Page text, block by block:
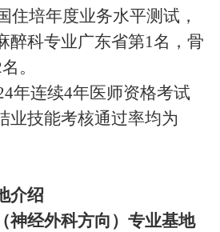
住培年度业务水平测试，
醉科专业广东省第1名，骨
。
年连续4年医师资格考试
业技能考核通过率均为
介绍
神经外科方向）专业基地